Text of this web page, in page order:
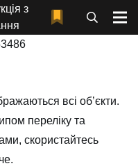
з
всі об’єкти.
переліку та
скористайтесь